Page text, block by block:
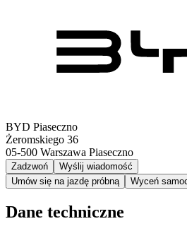
BYD Piaseczno
Żeromskiego 36
05-500 Warszawa Piaseczno
Zadzwoń
Wyślij wiadomość
Umów się na jazdę próbną
Wyceń
Dane techniczne